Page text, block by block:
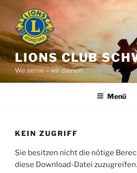
springen
LIONS CLUB
We serve – wir dienen
Menü
KEIN ZUGRIFF
Sie besitzen nicht die nötige
diese Download-Datei zuzugreifen.